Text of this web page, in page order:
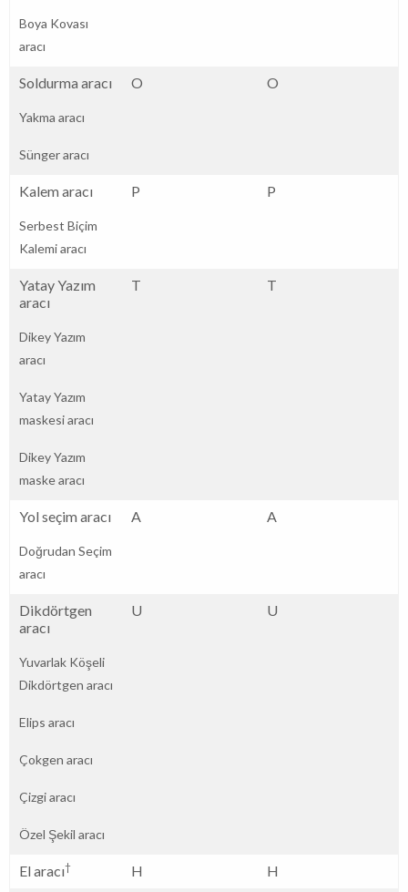
Boya Kovası
aracı
Soldurma aracı
Yakma aracı
Sünger aracı
O O
Kalem aracı
Serbest Biçim
Kalemi aracı
P P
Yatay Yazım
aracı
Dikey Yazım
aracı
Yatay Yazım
maskesi aracı
Dikey Yazım
maske aracı
T T
Yol seçim aracı
Doğrudan Seçim
aracı
A A
Dikdörtgen
aracı
Yuvarlak Köşeli
Dikdörtgen aracı
Elips aracı
Çokgen aracı
Çizgi aracı
Özel Şekil aracı
U U
El aracı† H
H